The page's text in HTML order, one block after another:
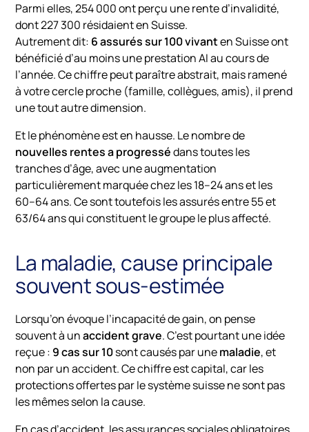
Parmi elles, 254 000 ont perçu une rente d’invalidité,
dont 227 300 résidaient en Suisse.
Autrement dit: 6 assurés sur 100 vivanten Suisse ont
bénéficié d’au moins une prestation AI au cours de
l’année. Ce chiffre peut paraître abstrait, mais ramené
à votre cercle proche (famille, collègues, amis), il prend
une tout autre dimension.
Et le phénomène est en hausse. Le nombre de
nouvelles rentes a progressédans toutes les
tranches d’âge, avec une augmentation
particulièrement marquée chez les 18–24 ans et les
60–64 ans. Ce sont toutefois les assurés entre 55 et
63/64 ans qui constituent le groupe le plus affecté.
La maladie, cause principale
souvent sous-estimée
Lorsqu’on évoque l’incapacité de gain, on pense
souvent à unaccident grave. C’est pourtant une idée
reçue : 9 cas sur 10sont causés par unemaladie, et
non par un accident. Ce chiffre est capital, car les
protections offertes par le système suisse ne sont pas
les mêmes selon la cause.